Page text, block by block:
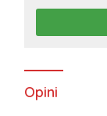
Opini